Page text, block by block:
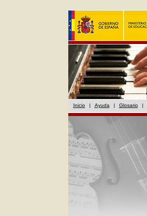
Inicio | Ayuda | Glosario |